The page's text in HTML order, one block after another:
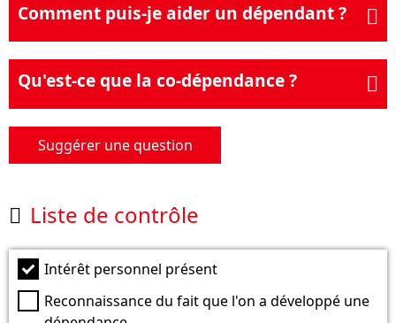
Comment puis-je aider un dépendant ? 
Qu'est-ce que la co-dépendance ? 
Suggérer une question
 Liste de contrôle
Intérêt personnel présent
Reconnaissance du fait que l'on a développé une